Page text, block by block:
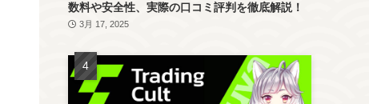
数料や安全性、実際の口コミ評判を徹底解説！
3月 17, 2025